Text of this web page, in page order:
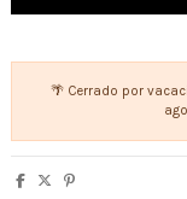
🌴 Cerrado por